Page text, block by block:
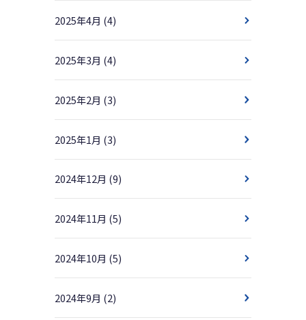
2025年4月 (4)
2025年3月 (4)
2025年2月 (3)
2025年1月 (3)
2024年12月 (9)
2024年11月 (5)
2024年10月 (5)
2024年9月 (2)